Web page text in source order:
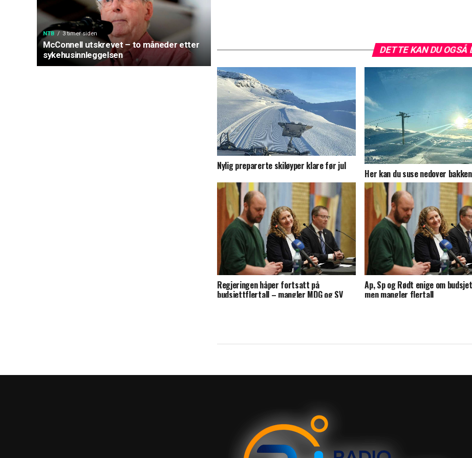
NTB 3 timer siden
McConnell utskrevet – to måneder etter
sykehusinnleggelsen
DETTE KAN DU OGSÅ
Nylig preparerte skiløyper klare før jul
Her kan du suse nedover
Regjeringen håper fortsatt på
budsjettflertall – mangler MDG og SV
Ap, Sp og Rødt enige om
men mangler flertall